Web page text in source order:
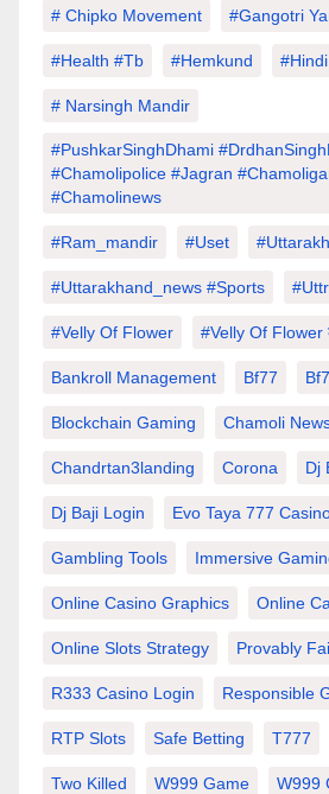
# Chipko Movement #Gangotri
#Health #tb #hemkund
# Narsingh Mandir
#PushkarSinghDhami
#chamolipolice #Jagran
#chamolinews
#Ram_mandir #uset
#Uttarakhand_news #sports
#velly Of Flower #velly Of Flower
Bankroll Management Bf77
Blockchain Gaming Chamoli
Chandrtan3landing Corona Dj
Dj Baji Login Evo Taya 777
Gambling Tools Immersive
Online Casino Graphics Online
Online Slots Strategy Provably
R333 Casino Login Responsible
RTP Slots Safe Betting T777
Two Killed W999 Game W999